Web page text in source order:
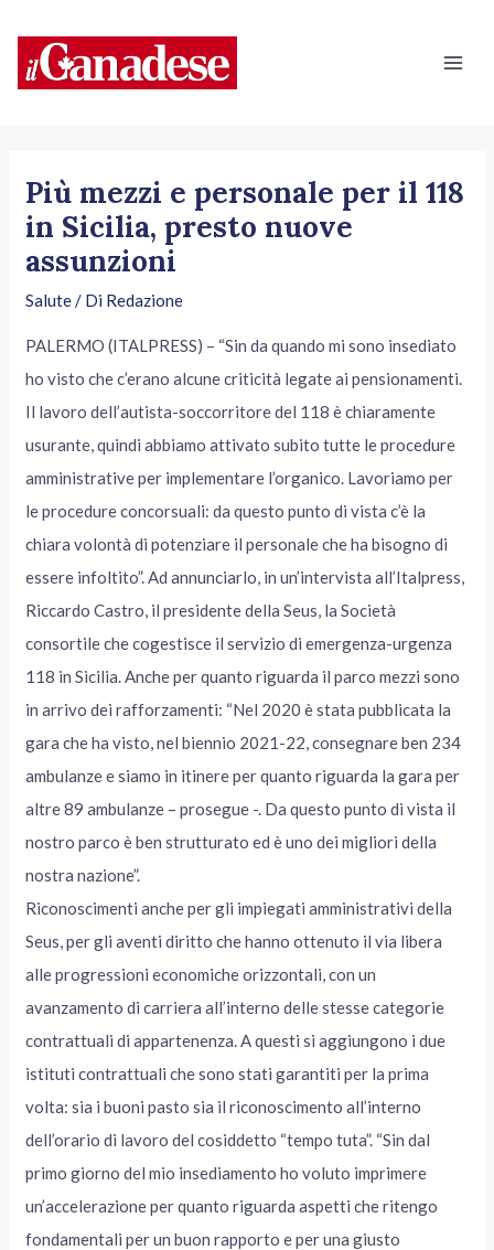
contenuto
Più mezzi e personale per il 118
in Sicilia, presto nuove
assunzioni
Salute/ Di Redazione
PALERMO (ITALPRESS) – “Sin da quando mi sono insediato
ho visto che c’erano alcune criticità legate ai pensionamenti.
Il lavoro dell’autista-soccorritore del 118 è chiaramente
usurante, quindi abbiamo attivato subito tutte le procedure
amministrative per implementare l’organico. Lavoriamo per
le procedure concorsuali: da questo punto di vista c’è la
chiara volontà di potenziare il personale che ha bisogno di
essere infoltito”. Ad annunciarlo, in un’intervista all’Italpress,
Riccardo Castro, il presidente della Seus, la Società
consortile che cogestisce il servizio di emergenza-urgenza
118 in Sicilia. Anche per quanto riguarda il parco mezzi sono
in arrivo dei rafforzamenti: “Nel 2020 è stata pubblicata la
gara che ha visto, nel biennio 2021-22, consegnare ben 234
ambulanze e siamo in itinere per quanto riguarda la gara per
altre 89 ambulanze – prosegue -. Da questo punto di vista il
nostro parco è ben strutturato ed è uno dei migliori della
nostra nazione”.
Riconoscimenti anche per gli impiegati amministrativi della
Seus, per gli aventi diritto che hanno ottenuto il via libera
alle progressioni economiche orizzontali, con un
avanzamento di carriera all’interno delle stesse categorie
contrattuali di appartenenza. A questi si aggiungono i due
istituti contrattuali che sono stati garantiti per la prima
volta: sia i buoni pasto sia il riconoscimento all’interno
dell’orario di lavoro del cosiddetto “tempo tuta”. “Sin dal
primo giorno del mio insediamento ho voluto imprimere
un’accelerazione per quanto riguarda aspetti che ritengo
fondamentali per un buon rapporto e per una giusto
articoli